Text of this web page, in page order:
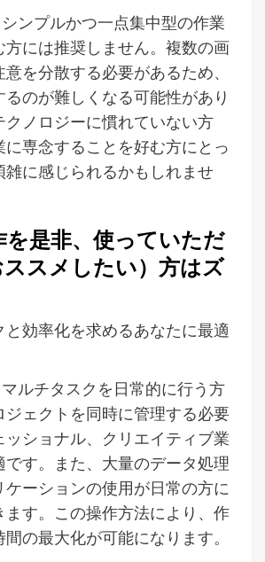
ンプルかつ一点集中型の作業
方には推奨しません。複数の画
を分散する必要があるため、
のが難しくなる可能性があり
クノロジーに慣れていない方
専念することを好む方にとっ
雑に感じられるかもしれませ
を是非、使っていただ
スメしたい）方はズ
と効率化を求めるあなたに最適
ルチタスクを日常的に行う方
ジェクトを同時に管理する必要
ッショナル、クリエイティブ業
す。また、大量のデータ処理
ーションの使用が日常の方に
ます。この操作方法により、作
の最大化が可能になります。